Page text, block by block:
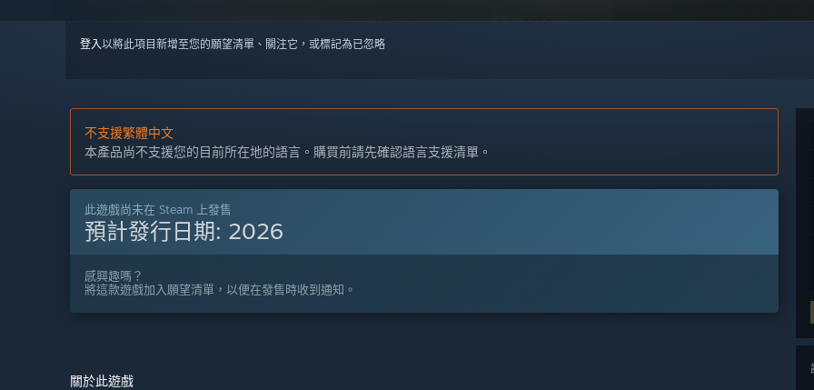
登入以將此項目新增至您的願望清單、關注它，或標記為已忽略
不支援繁體中文
本產品尚不支援您的目前所在地的語言。購買前請先確認語言支援清單。
此遊戲尚未在 Steam 上發售
預計發行日期: 2026
感興趣嗎？
將這款遊戲加入願望清單，以便在發售時收到通知。
關於此遊戲